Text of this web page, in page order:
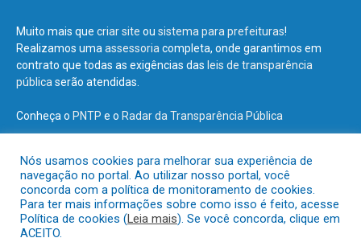
Muito mais que criar site ou sistema para prefeituras!
Realizamos uma assessoria completa, onde garantimos em
contrato que todas as exigências das leis de transparência
pública serão atendidas.
Conheça o PNTP e o Radar da Transparência Pública
Todos os direitos reservados a Prefeitura Municipal de Terra Santa.
Nós usamos cookies para melhorar sua experiência de
navegação no portal. Ao utilizar nosso portal, você
concorda com a política de monitoramento de cookies.
Para ter mais informações sobre como isso é feito, acesse
Política de cookies (Leia mais). Se você concorda, clique em
ACEITO.